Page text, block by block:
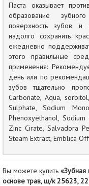
Паста оказывает
образование
поверхность зубов и
надолго сохранить
ежедневно
этого правильные
применения:
день или по
зубов тщательно
Carbonate, Aqua,
Sulphate, Sodium
Phenoxyethanol, Sodium
Zinc Cirate, Salvadora
Steam Extract, Emblica
Вы можете купить «Зубная
основе трав, ш/к 25623,